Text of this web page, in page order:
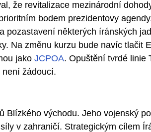
že revitalizace mezinárodní
bodem prezidentovy
pozastavení některých íránských
Na změnu kurzu bude navíc tlačit
jako JCPOA. Opuštění tvrdé linie
žádoucí.
Blízkého východu. Jeho vojenský
v zahraničí. Strategickým cílem